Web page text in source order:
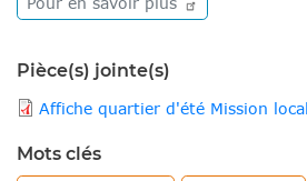
Pièce(s) jointe(s)
Affiche quartier d'été Mission
Mots clés